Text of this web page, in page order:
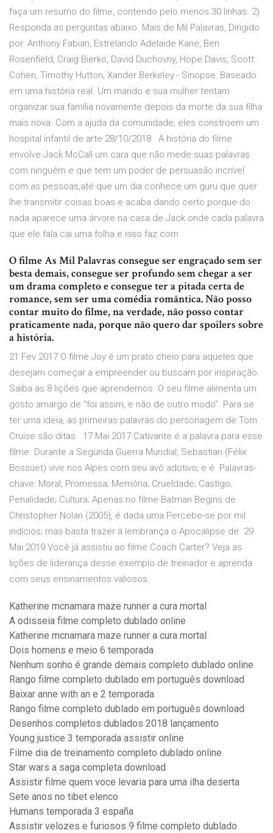
faça um resumo do filme, contendo pelo menos 30 linhas. 2)
Responda as perguntas abaixo. Mais de Mil Palavras, Dirigido
por: Anthony Fabian, Estrelando Adelaide Kane, Ben
Rosenfield, Craig Bierko, David Duchovny, Hope Davis, Scott
Cohen, Timothy Hutton, Xander Berkeley - Sinopse: Baseado
em uma história real. Um marido e sua mulher tentam
organizar sua família novamente depois da morte da sua filha
mais nova. Com a ajuda da comunidade, eles constroem um
hospital infantil de arte 28/10/2018 · A história do filme
envolve Jack McCall um cara que não mede suas palavras
com ninguém e que tem um poder de persuasão incrível
com as pessoas,até que um dia conhece um guru que quer
lhe transmitir coisas boas e acaba dando certo porque do
nada aparece uma árvore na casa de Jack onde cada palavra
que ele fala cai uma folha e isso faz com
O filme As Mil Palavras consegue ser engraçado sem ser
besta demais, consegue ser profundo sem chegar a ser
um drama completo e consegue ter a pitada certa de
romance, sem ser uma comédia romântica. Não posso
contar muito do filme, na verdade, não posso contar
praticamente nada, porque não quero dar spoilers sobre
a história.
21 Fev 2017 O filme Joy é um prato cheio para aqueles que
desejam começar a empreender ou buscam por inspiração.
Saiba as 8 lições que aprendemos O seu filme alimenta um
gosto amargo de “foi assim, e não de outro modo”. Para se
ter uma ideia, as primeiras palavras do personagem de Tom
Cruise são ditas 17 Mai 2017 Cativante é a palavra para esse
filme. Durante a Segunda Guerra Mundial, Sebastian (Félix
Bossuet) vive nos Alpes com seu avô adotivo, e é Palavras-
chave: Moral; Promessa; Memória; Crueldade; Castigo;
Penalidade; Cultura; Apenas no filme Batman Begins de
Christopher Nolan (2005), é dada uma Percebe-se por mil
indícios; mas basta trazer à lembrança o Apocalipse de 29
Mai 2019 Você já assistiu ao filme Coach Carter? Veja as
lições de liderança desse exemplo de treinador e aprenda
com seus ensinamentos valiosos.
Katherine mcnamara maze runner a cura mortal
A odisseia filme completo dublado online
Katherine mcnamara maze runner a cura mortal
Dois homens e meio 6 temporada
Nenhum sonho é grande demais completo dublado online
Rango filme completo dublado em português download
Baixar anne with an e 2 temporada
Rango filme completo dublado em português download
Desenhos completos dublados 2018 lançamento
Young justice 3 temporada assistir online
Filme dia de treinamento completo dublado online
Star wars a saga completa download
Assistir filme quem voce levaria para uma ilha deserta
Sete anos no tibet elenco
Humans temporada 3 españa
Assistir velozes e furiosos 9 filme completo dublado